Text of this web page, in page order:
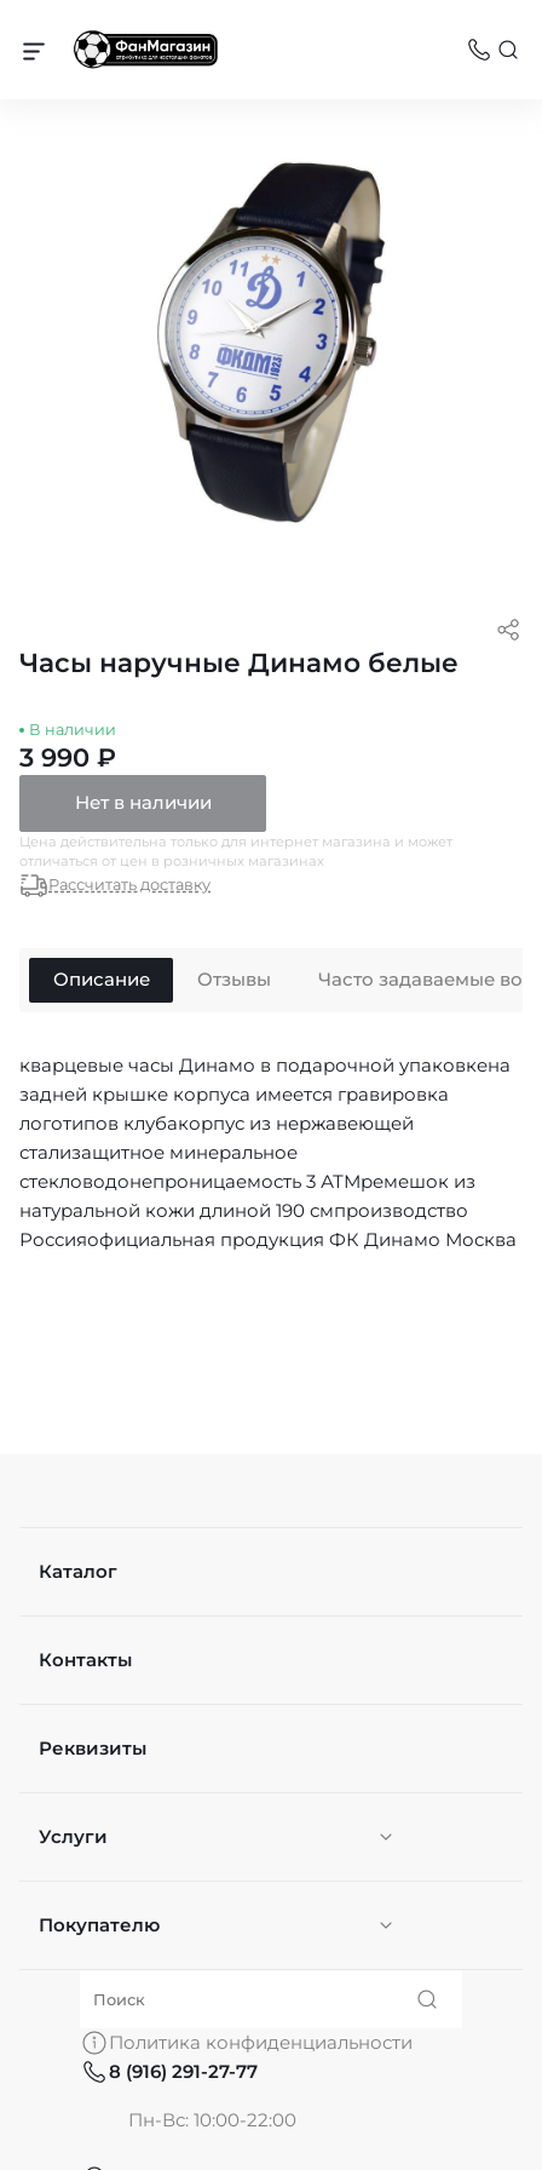
Динамо
Часы наручные Динамо белые
В наличии
3 990 ₽
Нет в наличии
Цена действительна только для интернет магазина и может
отличаться от цен в розничных магазинах
Рассчитать доставку
Описание
кварцевые часы Динамо в подарочной упаковкена
задней крышке корпуса имеется гравировка
логотипов клубакорпус из нержавеющей
стализащитное минеральное
стекловодонепроницаемость 3 АТМремешок из
натуральной кожи длиной 190 смпроизводство
Россияофициальная продукция ФК Динамо Москва
Отзывы Часто задаваемые
Каталог
Контакты
Реквизиты
Услуги
Персонификация
Покупателю
О нас
Политика конфиденциальности
8 (916) 291-27-77
Пн-Вс: 10:00-22:00